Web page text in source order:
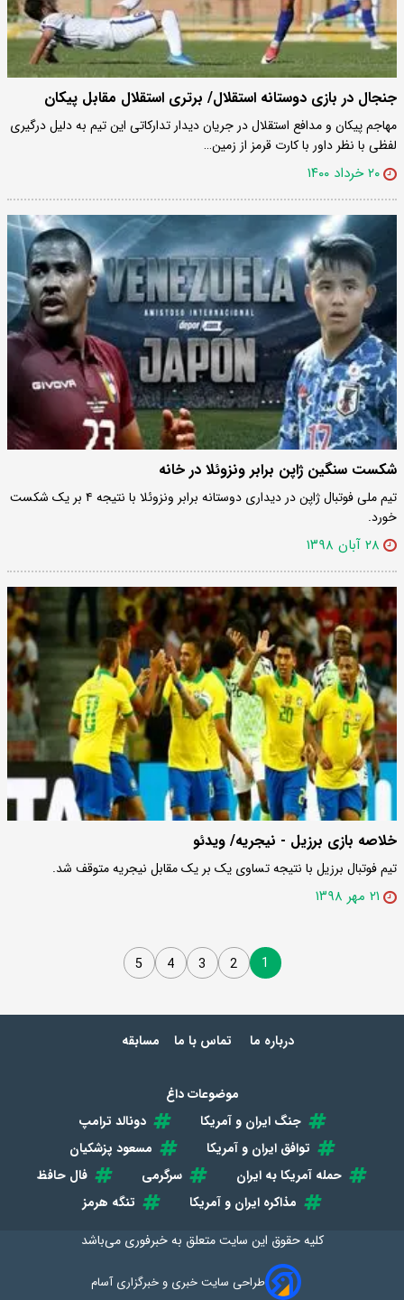
جنجال در بازی دوستانه استقلال/ برتری استقلال مقابل پیکان
مهاجم پیکان و مدافع استقلال در جریان دیدار تدارکاتی این تیم به دلیل درگیری
لفظی با نظر داور با کارت قرمز از زمین…
۲۰ خرداد ۱۴۰۰
شکست سنگین ژاپن برابر ونزوئلا در خانه
تیم ملی فوتبال ژاپن در دیداری دوستانه برابر ونزوئلا با نتیجه ۴ بر یک شکست
خورد.
۲۸ آبان ۱۳۹۸
خلاصه بازی برزیل - نیجریه/ ویدئو
تیم فوتبال برزیل با نتیجه تساوی یک بر یک مقابل نیجریه متوقف شد.
۲۱ مهر ۱۳۹۸
1
2
3
4
5
درباره ما تماس با ما مسابقه
موضوعات داغ
جنگ ایران و آمریکا
دونالد ترامپ
توافق ایران و آمریکا
مسعود پزشکیان
حمله آمریکا به ایران
سرگرمی
فال حافظ
مذاکره ایران و آمریکا
تنگه هرمز
کلیه حقوق این سایت متعلق بهخبرفوری می‌باشد
طراحی سایت خبری و خبرگزاری آسام